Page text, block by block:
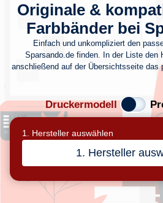
Originale &
Farbbänder bei
Einfach und unkompliziert den
Sparsando.de finden. In der Liste den
anschließend auf der Übersichtsseite das
Druckermodell
1. Hersteller auswählen
1. Hersteller